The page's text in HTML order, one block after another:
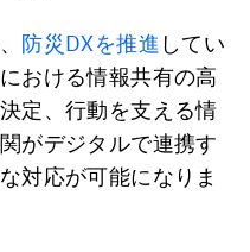
防災DXを推進 してい
おける情報共有の高
定、行動を支える情
がデジタルで連携す
対応が可能になりま